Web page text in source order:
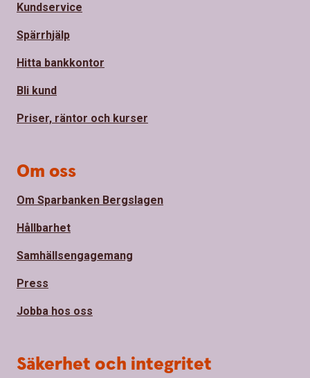
Kundservice
Spärrhjälp
Hitta bankkontor
Bli kund
Priser, räntor och kurser
Om oss
Om Sparbanken Bergslagen
Hållbarhet
Samhällsengagemang
Press
Jobba hos oss
Säkerhet och integritet